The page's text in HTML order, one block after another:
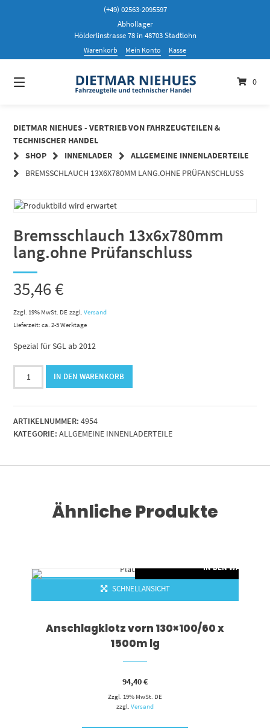
(+49) 02563-2095597
Abhollager
Hölderlinstrasse 78 in 48703 Stadtlohn
Warenkorb Mein Konto Kasse
0
DIETMAR NIEHUES - VERTRIEB VON FAHRZEUGTEILEN &
TECHNISCHER HANDEL
SHOP
INNENLADER
ALLGEMEINE INNENLADERTEILE
BREMSSCHLAUCH 13X6X780MM LANG.OHNE PRÜFANSCHLUSS
Bremsschlauch 13x6x780mm
lang.ohne Prüfanschluss
35,46€
Zzgl. 19% MwSt. DE zzgl.Versand
Lieferzeit: ca. 2-5 Werktage
Spezial für SGL ab 2012
Bremsschlauch
13x6x780mm
Prüfanschluss
Menge
IN DEN WARENKORB
ARTIKELNUMMER: 4954
KATEGORIE: ALLGEMEINE INNENLADERTEILE
Ähnliche Produkte
IN DEN
SCHNELLANSICHT
Anschlagklotz vorn 130×100/60 x
1500m lg
94,40€
Zzgl. 19% MwSt. DE
zzgl.Versand